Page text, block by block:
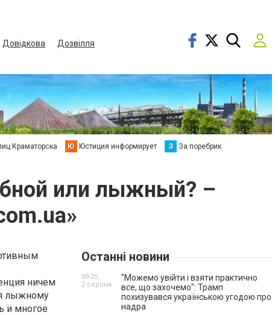
Довідкова
Дозвілля
Краматорска Ю Юстиция информирует З За поребрик
или лыжный? –
ничем
лыжному
и многое
Останні новини
"Можемо увійти і взяти практично
все, що захочемо": Трамп
похизувався українською угодою про
надра
09:25,
2 серпня